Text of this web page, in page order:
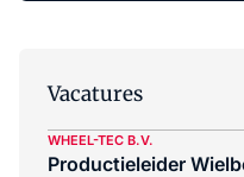
Vacatures
WHEEL-TEC B.V.
Productieleider